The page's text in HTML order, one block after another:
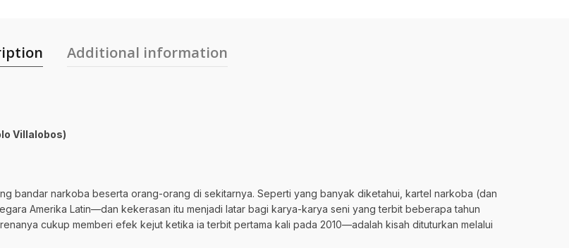
Additional information
Villalobos)
bandar narkoba beserta orang-orang di sekitarnya. Seperti yang banyak diketahui, kartel narkoba (dan
Amerika Latin—dan kekerasan itu menjadi latar bagi karya-karya seni yang terbit beberapa tahun
cukup memberi efek kejut ketika ia terbit pertama kali pada 2010—adalah kisah dituturkan melalui